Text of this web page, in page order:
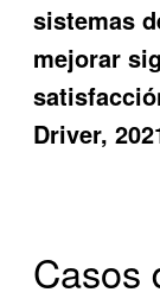
sistemas
mejorar
Driver,
Casos